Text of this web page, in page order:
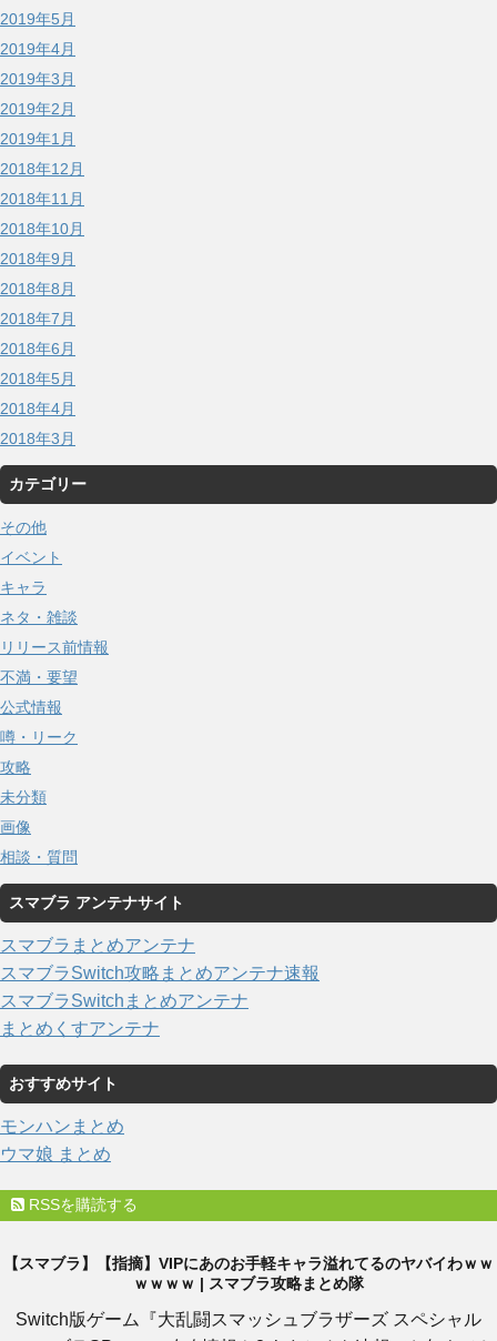
2019年5月
2019年4月
2019年3月
2019年2月
2019年1月
2018年12月
2018年11月
2018年10月
2018年9月
2018年8月
2018年7月
2018年6月
2018年5月
2018年4月
2018年3月
カテゴリー
その他
イベント
キャラ
ネタ・雑談
リリース前情報
不満・要望
公式情報
噂・リーク
攻略
未分類
画像
相談・質問
スマブラ アンテナサイト
スマブラまとめアンテナ
スマブラSwitch攻略まとめアンテナ速報
スマブラSwitchまとめアンテナ
まとめくすアンテナ
おすすめサイト
モンハンまとめ
ウマ娘 まとめ
RSSを購読する
【スマブラ】【指摘】VIPにあのお手軽キャラ溢れてるのヤバイわｗｗ
ｗｗｗｗ | スマブラ攻略まとめ隊
Switch版ゲーム『大乱闘スマッシュブラザーズ スペシャル